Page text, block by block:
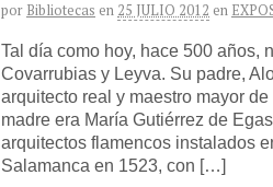
por Bibliotecas en 25 JULIO 2012 en
Tal día como hoy, hace 500 años,
Covarrubias y Leyva. Su padre,
arquitecto real y maestro mayor
madre era María Gutiérrez de
arquitectos flamencos instalados
Salamanca en 1523, con […]